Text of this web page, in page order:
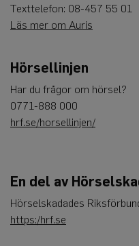
Texttelefon: 08-457 55 01
Läs mer om Auris
Hörsellinjen
Har du frågor om hörsel?
0771-888 000
hrf.se/horsellinjen/
En del av
Hörselskadades
https:/hrf.se